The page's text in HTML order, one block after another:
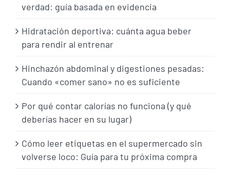
verdad: guía basada en evidencia
Hidratación deportiva: cuánta agua beber
para rendir al entrenar
Hinchazón abdominal y digestiones pesadas:
Cuando «comer sano» no es suficiente
Por qué contar calorías no funciona (y qué
deberías hacer en su lugar)
Cómo leer etiquetas en el supermercado sin
volverse loco: Guía para tu próxima compra